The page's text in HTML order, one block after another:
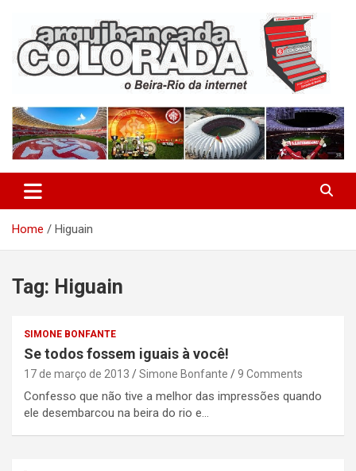
content
Arquibancada Colorada
Home Higuain
Tag: Higuain
SIMONE BONFANTE
Se todos fossem iguais à você!
17 de março de 2013 Simone Bonfante 9 Comments
Confesso que não tive a melhor das impressões quando
ele desembarcou na beira do rio e…